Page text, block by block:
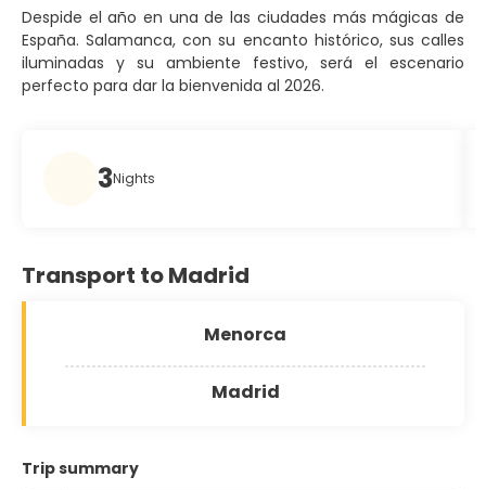
Despide el año en una de las ciudades más mágicas de
España. Salamanca, con su encanto histórico, sus calles
iluminadas y su ambiente festivo, será el escenario
perfecto para dar la bienvenida al 2026.
3Nights
Transport to Madrid
Menorca
Madrid
Trip summary